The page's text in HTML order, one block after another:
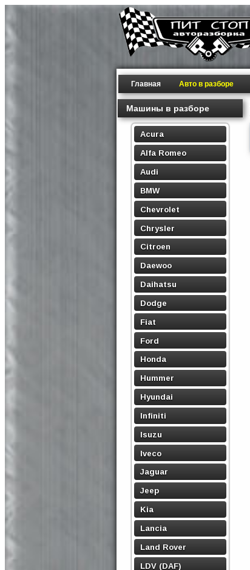
Главная Авто в разборе
Машины в разборе
Acura
Alfa Romeo
Audi
BMW
Chevrolet
Chrysler
Citroen
Daewoo
Daihatsu
Dodge
Fiat
Ford
Honda
Hummer
Hyundai
Infiniti
Isuzu
Iveco
Jaguar
Jeep
Kia
Lancia
Land Rover
LDV (DAF)